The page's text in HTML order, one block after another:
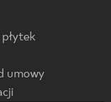
umowy